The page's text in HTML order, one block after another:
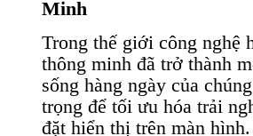
Minh
Trong thế giới công nghệ
thông minh đã trở thành
sống hàng ngày của
trọng để tối ưu hóa trải
đặt hiển thị trên màn